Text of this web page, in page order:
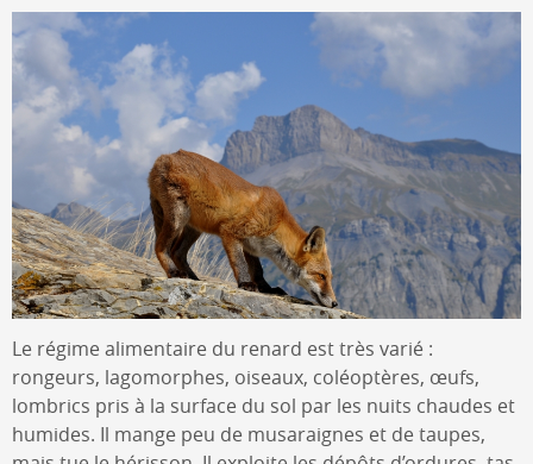
Le régime alimentaire du renard est très varié :
rongeurs, lagomorphes, oiseaux, coléoptères, œufs,
lombrics pris à la surface du sol par les nuits chaudes et
humides. Il mange peu de musaraignes et de taupes,